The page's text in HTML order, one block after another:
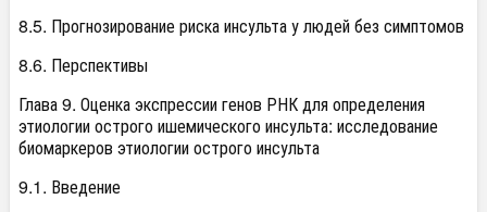
8.5. Прогнозирование риска инсульта у людей без симптомов
8.6. Перспективы
Глава 9. Оценка экспрессии генов РНК для определения
этиологии острого ишемического инсульта: исследование
биомаркеров этиологии острого инсульта
9.1. Введение